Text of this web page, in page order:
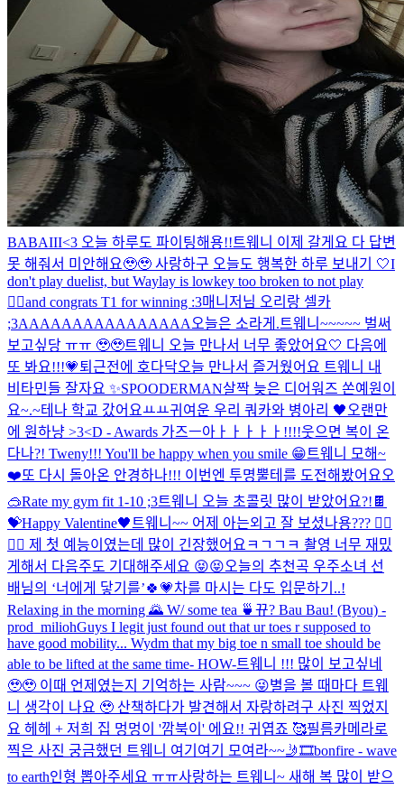
BABAIII<3 오늘 하루도 파이팅해용!!트웨니 이제 갈게요 다 답변
못 해줘서 미안해요🥹🥹 사랑하구 오늘도 행복한 하루 보내기 🤍I
don't play duelist, but Waylay is lowkey too broken to not play
🧍‍♀️and congrats T1 for winning :3매니저님 오리랑 셀카
;3AAAAAAAAAAAAAAAA 오늘은 소라게.트웨니~~~~~ 벌써
보고싶당 ㅠㅠ 🥹🥹트웨니 오늘 만나서 너무 좋았어요🤍 다음에
또 봐요!!!💗퇴근전에 호다닥오늘 만나서 즐거웠어요 트웨니 내
비타민들 잘자요 ✨️SPOODERMAN살짝 늦은 디어워즈 쏜예원이
요~.~테나 학교 갔어요ㅛㅛ귀여운 우리 쿼카와 병아리 🖤 오랜만
에 원하냥 >3<D - Awards 가즈ㅡ아ㅏㅏㅏㅏㅏ!!!!웃으면 복이 온
다나?! Tweny!!! You'll be happy when you smile 😁트웨니 모해~
❤️또 다시 돌아온 안경하나!!! 이번엔 투명뿔테를 도전해봤어요오
🥽Rate my gym fit 1-10 ;3트웨니 오늘 초콜릿 많이 받았어요?!🍫
💝Happy Valentine🖤 트웨니~~ 어제 아는외고 잘 보셨나용??? 🤸‍♀️
🤸‍♀️ 제 첫 예능이였는데 많이 긴장했어요ㅋㄱㄱㅋ 촬영 너무 재밌
게해서 다음주도 기대해주세요 😝😝오늘의 추천곡 우주소녀 선
배님의 ‘너에게 닿기를’🍀💗차를 마시는 다도 입문하기..!
Relaxing in the morning 🌄 W/ some tea 🍵 뀨? Bau Bau! (Byou) -
prod_miliohGuys I legit just found out that ur toes r supposed to
have good mobility... Wydm that my big toe n small toe should be
able to be lifted at the same time- HOW-트웨니 !!! 많이 보고싶네
🥹🥹 이때 언제였는지 기억하는 사람~~~ 😜별을 볼 때마다 트웨
니 생각이 나요 🥹 산책하다가 발견해서 자랑하려구 사진 찍었지
요 헤헤 + 저희 집 멍멍이 '깜북이' 에요!! 귀엽죠 🥰필름카메라로
찍은 사진 궁금했던 트웨니 여기여기 모여라~~🤳🎞️bonfire - wave
to earth인형 뽑아주세요 ㅠㅠ사랑하는 트웨니~ 새해 복 많이 받으